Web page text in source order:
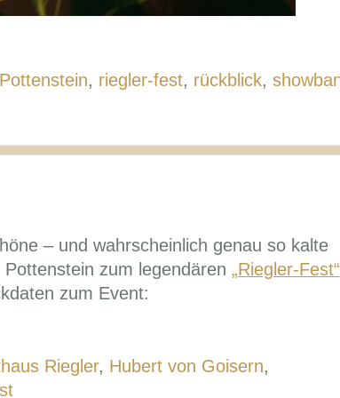
Pottenstein, riegler-fest, rückblick,
– und wahrscheinlich genau so kalte
zum legendären „Riegler-Fest“
zum Event:
Riegler, Hubert von Goisern,